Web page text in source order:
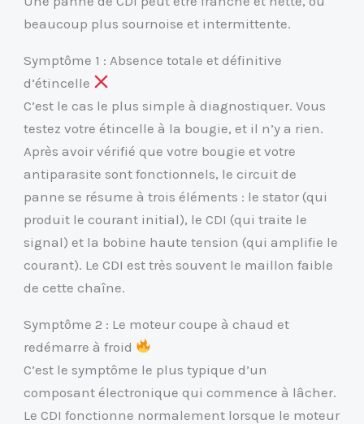
beaucoup plus sournoise et intermittente.
Symptôme 1 : Absence totale et définitive
d’étincelle
C’est le cas le plus simple à diagnostiquer. Vous
testez votre étincelle à la bougie, et il n’y a rien.
Après avoir vérifié que votre bougie et votre
antiparasite sont fonctionnels, le circuit de
panne se résume à trois éléments : le stator (qui
produit le courant initial), le CDI (qui traite le
signal) et la bobine haute tension (qui amplifie le
courant). Le CDI est très souvent le maillon faible
de cette chaîne.
Symptôme 2 : Le moteur coupe à chaud et
redémarre à froid
C’est le symptôme le plus typique d’un
composant électronique qui commence à lâcher.
Le CDI fonctionne normalement lorsque le moteur